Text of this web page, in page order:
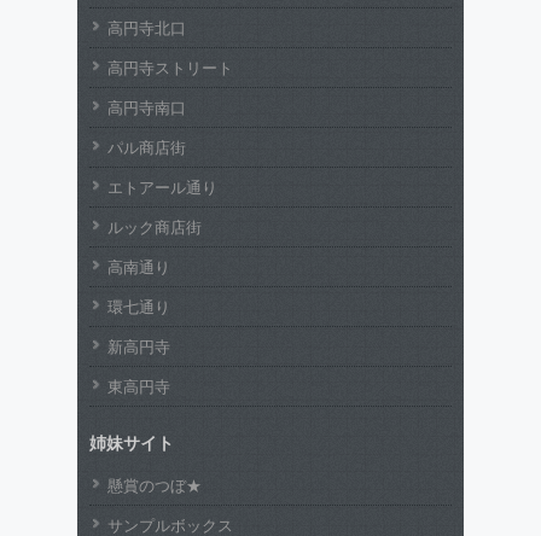
高円寺北口
高円寺ストリート
高円寺南口
パル商店街
エトアール通り
ルック商店街
高南通り
環七通り
新高円寺
東高円寺
姉妹サイト
懸賞のつぼ★
サンプルボックス